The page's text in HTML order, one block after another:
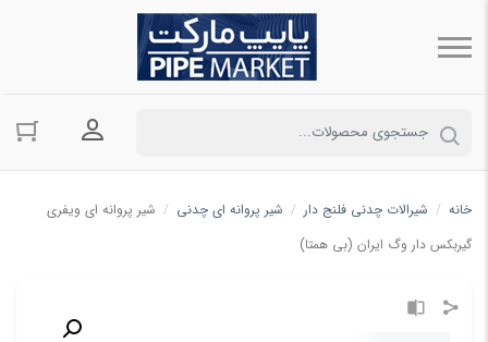
ورود به
خانه / شیرالات چدنی فلنج دار / شیر پروانه ای چدنی / شیر پروانه ای ویفری
گیربکس دار وگ ایران (بی همتا)